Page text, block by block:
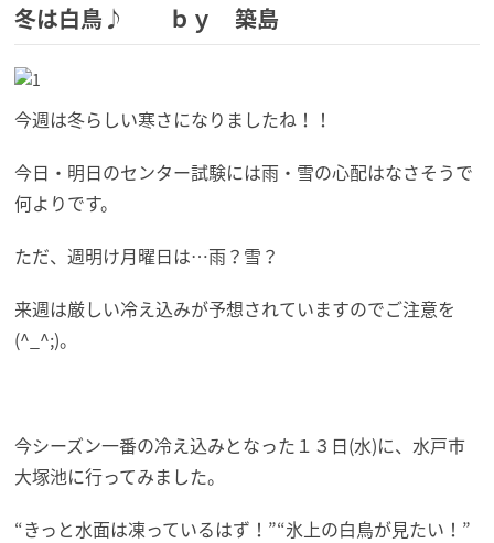
冬は白鳥♪ ｂｙ 築島
今週は冬らしい寒さになりましたね！！
今日・明日のセンター試験には雨・雪の心配はなさそうで
何よりです。
ただ、週明け月曜日は…雨？雪？
来週は厳しい冷え込みが予想されていますのでご注意を
(^_^;)。
今シーズン一番の冷え込みとなった１３日(水)に、水戸市
大塚池に行ってみました。
“きっと水面は凍っているはず！”“氷上の白鳥が見たい！”